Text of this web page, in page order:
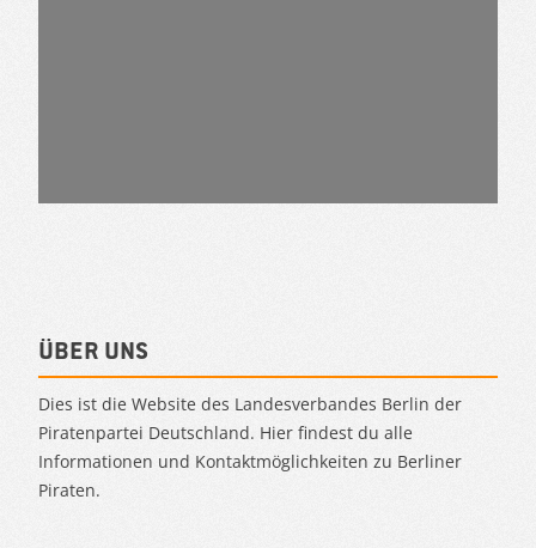
Über uns
Dies ist die Website des Landesverbandes Berlin der
Piratenpartei Deutschland. Hier findest du alle
Informationen und Kontaktmöglichkeiten zu Berliner
Piraten.